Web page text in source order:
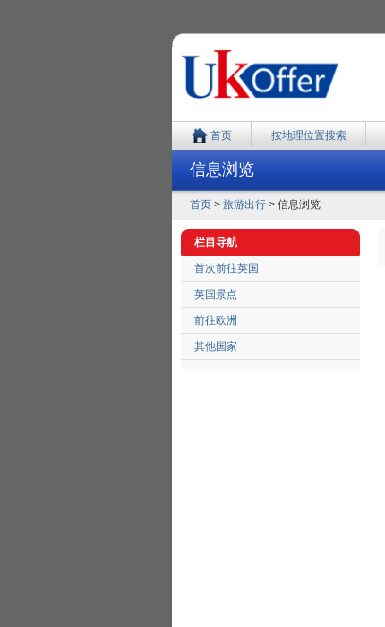
首页 按地理位置搜索
信息浏览
首页 > 旅游出行 > 信息浏览
栏目导航
首次前往英国
英国景点
前往欧洲
其他国家